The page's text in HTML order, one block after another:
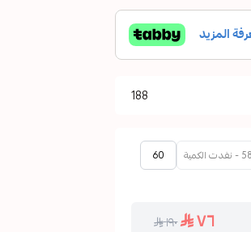
188
58 - نفدت الكمية 60
٧٦ ١٩٠